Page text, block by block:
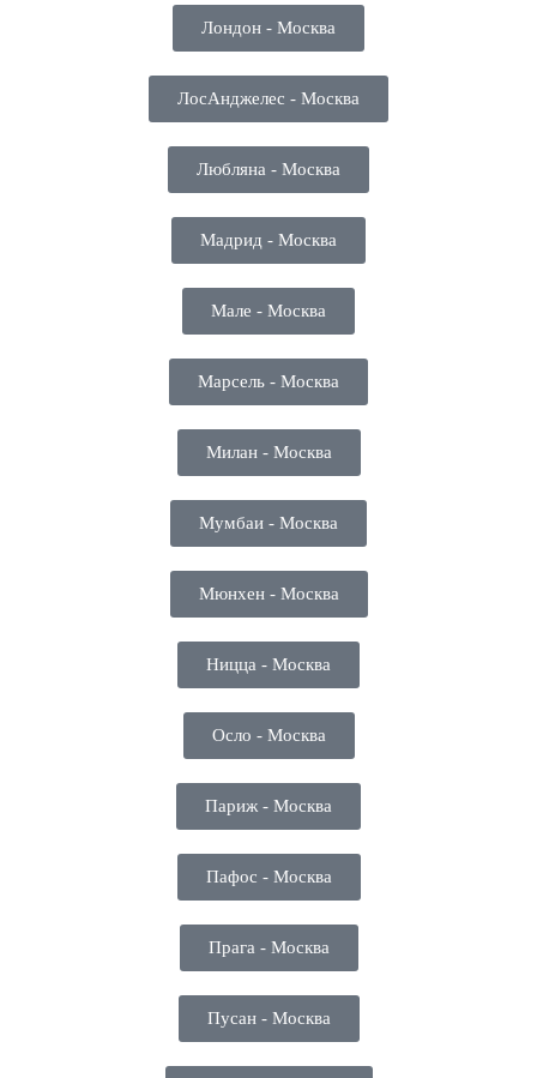
Лондон - Москва
ЛосАнджелес - Москва
Любляна - Москва
Мадрид - Москва
Мале - Москва
Марсель - Москва
Милан - Москва
Мумбаи - Москва
Мюнхен - Москва
Ницца - Москва
Осло - Москва
Париж - Москва
Пафос - Москва
Прага - Москва
Пусан - Москва